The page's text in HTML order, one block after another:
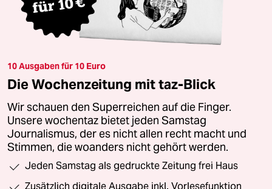
10 Ausgaben für 10 Euro
Die Wochenzeitung mit taz-Blick
Wir schauen den Superreichen auf die Finger.
Unsere wochentaz bietet jeden Samstag
Journalismus, der es nicht allen recht macht und
Stimmen, die woanders nicht gehört werden.
Jeden Samstag als gedruckte Zeitung frei Haus
Zusätzlich digitale Ausgabe inkl. Vorlesefunktion